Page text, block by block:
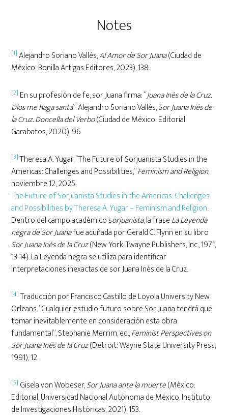
Notes
[1] Alejandro Soriano Vallès,Al Amor de Sor Juana(Ciudad de
México: Bonilla Artigas Editores, 2023), 138.
[2] En su profesión de fe, sor Juana firma: “Juana Inés de la Cruz.
Dios me haga santa”. Alejandro Soriano Vallès,Sor Juana Inés de
la Cruz. Doncella del Verbo(Ciudad de México: Editorial
Garabatos, 2020), 96.
[3]Theresa A. Yugar, “The Future of Sorjuanista Studies in the
Americas: Challenges and Possibilities,”Feminism and Religion,
noviembre 12, 2025,
The Future of Sorjuanista Studies in the Americas: Challenges
and Possibilities by Theresa A. Yugar – Feminism and Religion.
Dentro del campo académico sorjuanista, la fraseLa Leyenda
negra de Sor Juanafue acuñada por Gerald C. Flynn en su libro
Sor Juana Inés de la Cruz(New York, Twayne Publishers, Inc., 1971,
13-14). La Leyenda negra se utiliza para identificar
interpretaciones inexactas de sor Juana Inés de la Cruz.
[4]Traducción por Francisco Castillo de Loyola University New
Orleans. “Cualquier estudio futuro sobre Sor Juana tendrá que
tomar inevitablemente en consideración esta obra
fundamental”. Stephanie Merrim, ed.,Feminist Perspectives on
Sor Juana Inés de la Cruz(Detroit: Wayne State University Press,
1991), 12.
[5] Gisela von Wobeser,Sor Juana ante la muerte(México:
Editorial, Universidad Nacional Autónoma de México, Instituto
de Investigaciones Históricas, 2021), 153.